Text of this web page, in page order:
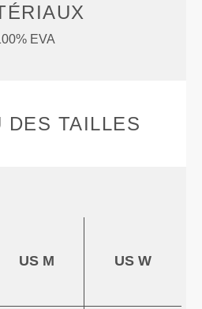
EVA
DES TAILLES
US M US W